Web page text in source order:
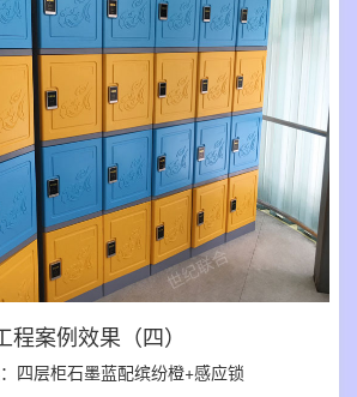
程案例效果（四）
四层柜石墨蓝配缤纷橙+感应锁